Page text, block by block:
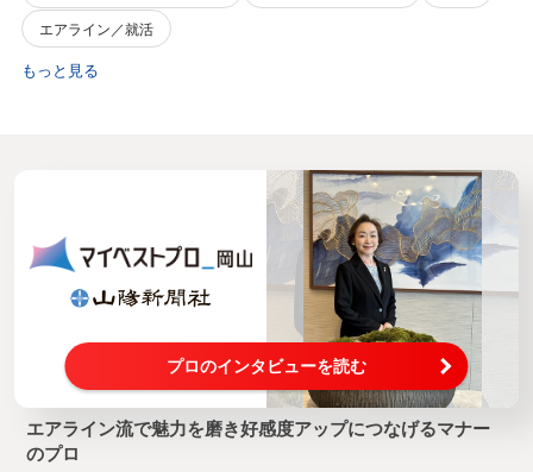
エアライン／就活
もっと見る
プロのインタビューを読む
エアライン流で魅力を磨き好感度アップにつなげるマナー
のプロ